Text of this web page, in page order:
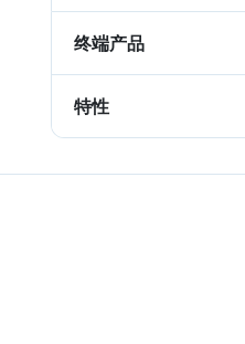
终端产品
特性